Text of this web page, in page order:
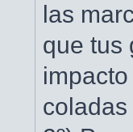
las
que tus